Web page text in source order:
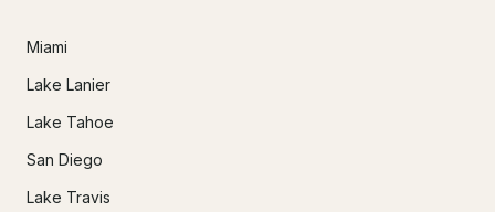
Miami
Lake Lanier
Lake Tahoe
San Diego
Lake Travis